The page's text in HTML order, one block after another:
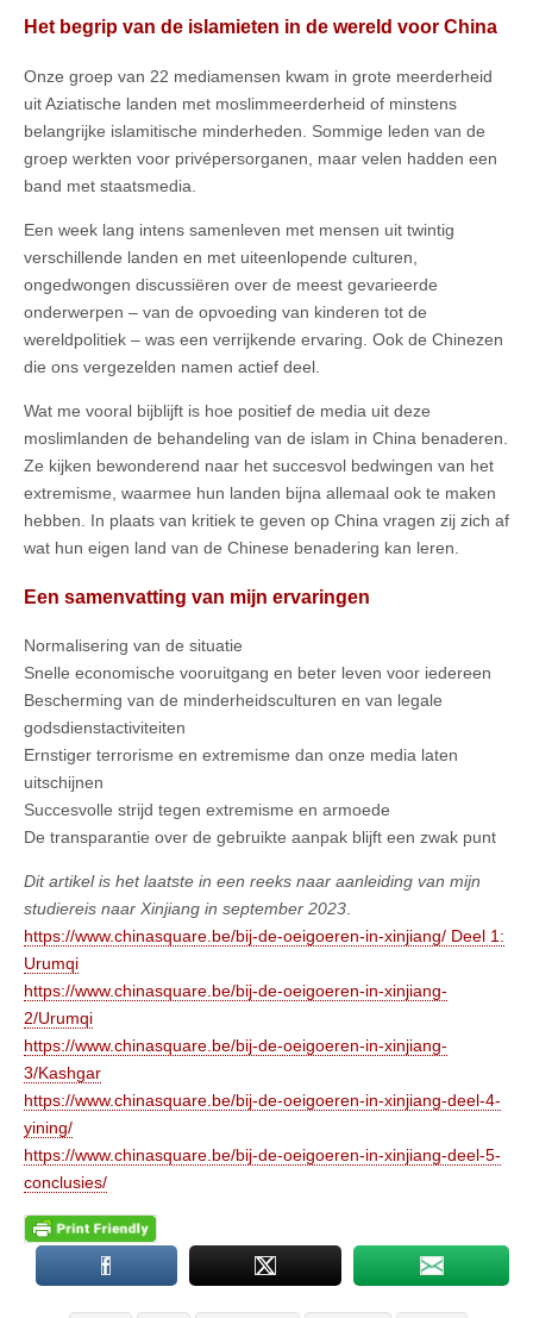
Het begrip van de islamieten in de wereld voor China
Onze groep van 22 mediamensen kwam in grote meerderheid
uit Aziatische landen met moslimmeerderheid of minstens
belangrijke islamitische minderheden. Sommige leden van de
groep werkten voor privépersorganen, maar velen hadden een
band met staatsmedia.
Een week lang intens samenleven met mensen uit twintig
verschillende landen en met uiteenlopende culturen,
ongedwongen discussiëren over de meest gevarieerde
onderwerpen – van de opvoeding van kinderen tot de
wereldpolitiek – was een verrijkende ervaring. Ook de Chinezen
die ons vergezelden namen actief deel.
Wat me vooral bijblijft is hoe positief de media uit deze
moslimlanden de behandeling van de islam in China benaderen.
Ze kijken bewonderend naar het succesvol bedwingen van het
extremisme, waarmee hun landen bijna allemaal ook te maken
hebben. In plaats van kritiek te geven op China vragen zij zich af
wat hun eigen land van de Chinese benadering kan leren.
Een samenvatting van mijn ervaringen
Normalisering van de situatie
Snelle economische vooruitgang en beter leven voor iedereen
Bescherming van de minderheidsculturen en van legale
godsdienstactiviteiten
Ernstiger terrorisme en extremisme dan onze media laten
uitschijnen
Succesvolle strijd tegen extremisme en armoede
De transparantie over de gebruikte aanpak blijft een zwak punt
Dit artikel is het laatste in een reeks naar aanleiding van mijn
studiereis naar Xinjiang in september 2023.
https://www.chinasquare.be/bij-de-oeigoeren-in-xinjiang/ Deel 1:
Urumqi
https://www.chinasquare.be/bij-de-oeigoeren-in-xinjiang-
2/Urumqi
https://www.chinasquare.be/bij-de-oeigoeren-in-xinjiang-
3/Kashgar
https://www.chinasquare.be/bij-de-oeigoeren-in-xinjiang-deel-4-
yining/
https://www.chinasquare.be/bij-de-oeigoeren-in-xinjiang-deel-5-
conclusies/